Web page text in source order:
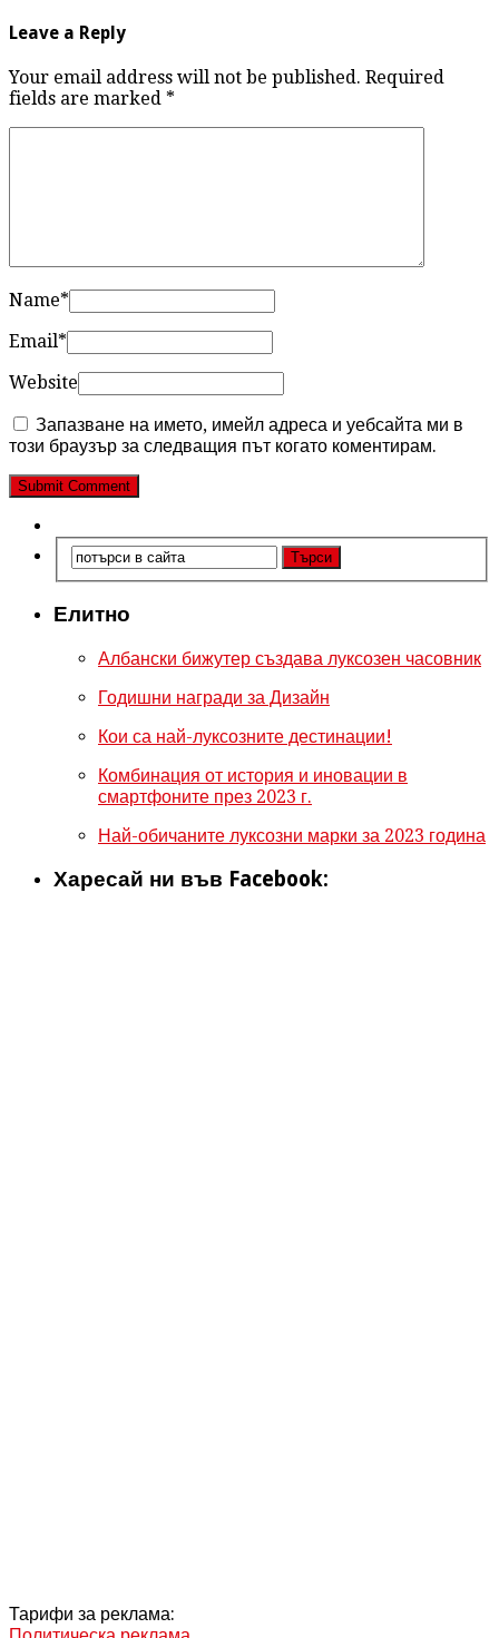
Leave a Reply
Your email address will not be published. Required
fields are marked *
Name*
Email*
Website
Запазване на името, имейл адреса и уебсайта ми в
този браузър за следващия път когато коментирам.
Елитно
Албански бижутер създава луксозен часовник
Годишни награди за Дизайн
Кои са най-луксозните дестинации!
Комбинация от история и иновации в
смартфоните през 2023 г.
Най-обичаните луксозни марки за 2023 година
Харесай ни във Facebook:
Тарифи за реклама: